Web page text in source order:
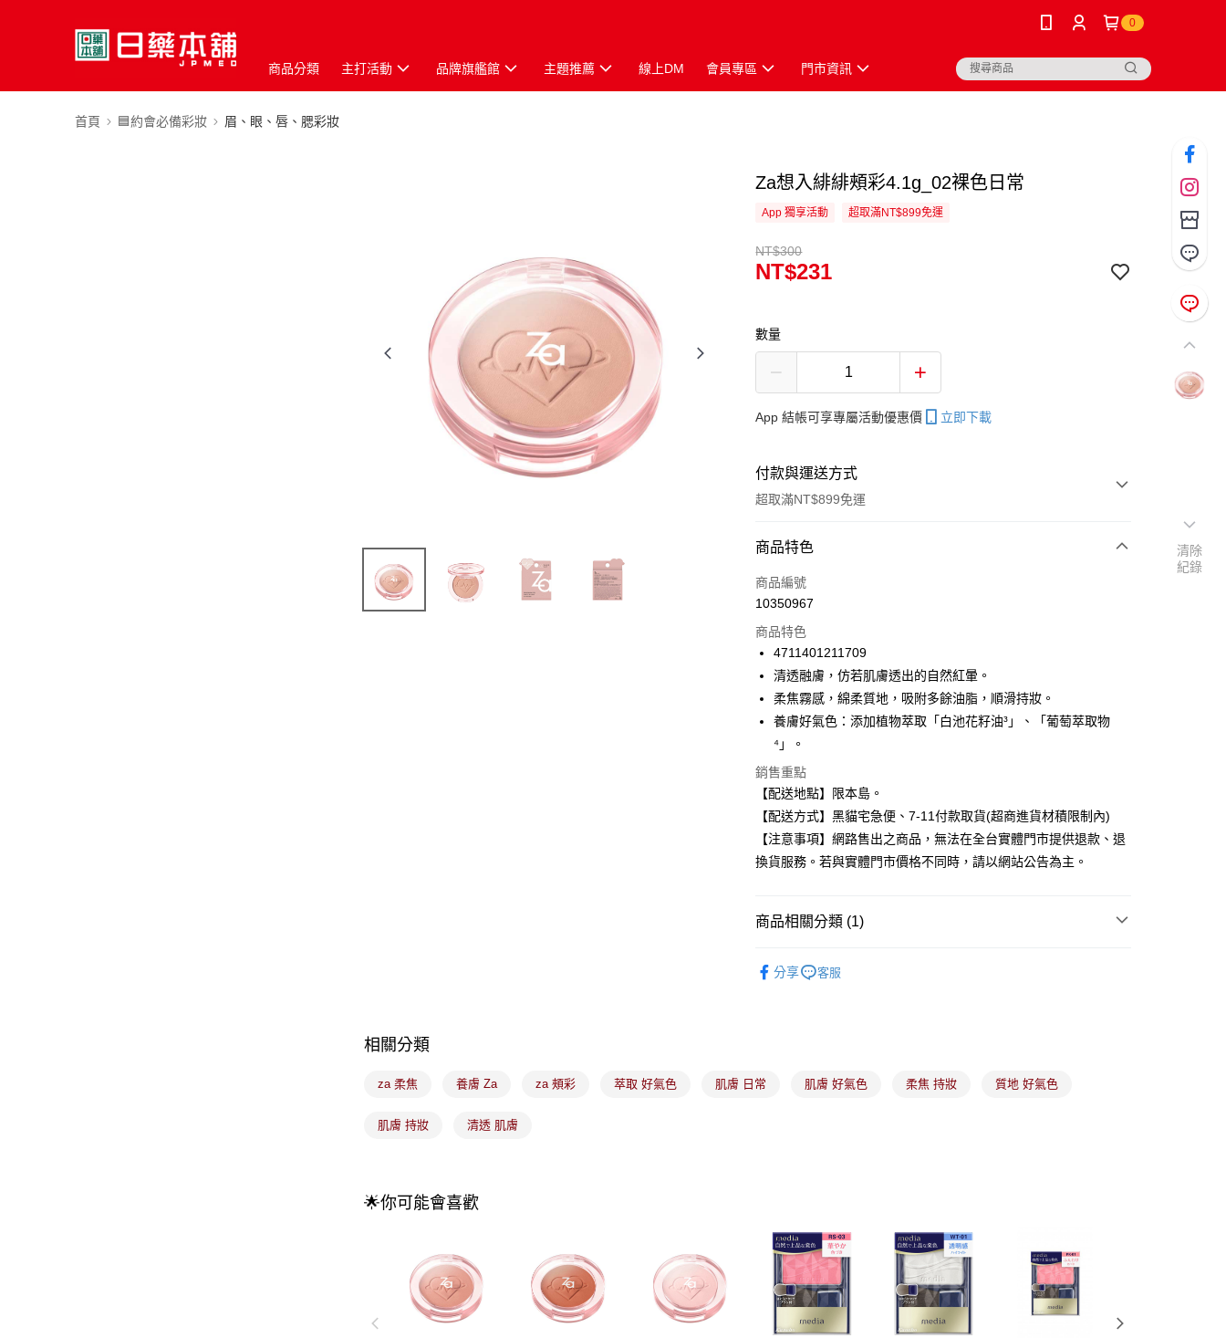
0
商品分類 主打活動 品牌旗艦館 主題推薦 線上DM 會員專區 門市資訊
首頁 🟦約會必備彩妝 眉、眼、唇、腮彩妝
Za想入緋緋頰彩4.1g_02裸色日常
App 獨享活動 超取滿NT$899免運
NT$300
NT$231
數量
App 結帳可享專屬活動優惠價 立即下載
付款與運送方式
超取滿NT$899免運
付款方式
信用卡一次付款
合作金庫商業銀行
第一商業銀行
華南商業銀行
彰化商業銀行
國泰世華商業銀行
兆豐國際商業銀行
臺灣中小企業銀行
匯豐（台灣）商業銀行
聯邦商業銀行
玉山商業銀行
星展（台灣）商業銀行
台新國際商業銀行
中國信託商業銀行
台灣樂天信用卡公司
超商取貨付款
Apple Pay
街口支付
悠遊付
Google Pay
大哥付你分期
1.本服務由台灣大哥大提供，台灣大哥大用戶可立即使用無須另外申請。
無法說明評估內容。
用戶於交易時，得透過本服務購買商品或服務，並由商店將買賣／分期付
款買賣價金債權讓與本公司後，依約使用本公司帳單繳交帳款。
2.基於同意付款使用「大哥付你分期」之契約關係目的，商店將以您的個人
資料（包含姓名、電話或地址）提供予台灣大哥大進項蒐集、處理及利
用，由本公司與您本人進行分期帳單所需資料之確認、核對及更正。
https://oppay.tw/userRule
ATM付款
每筆NT$100，滿NT$899(含以上)免運費
付款後7-11取貨
每筆NT$100，滿NT$899(含以上)免運費
宅配
每筆NT$100，滿NT$899(含以上)免運費
商品特色
商品編號
10350967
商品特色
4711401211709
清透融膚，仿若肌膚透出的自然紅暈。
柔焦霧感，綿柔質地，吸附多餘油脂，順滑持妝。
養膚好氣色：添加植物萃取「白池花籽油³」、「葡萄萃取物
⁴」。
銷售重點
【配送地點】限本島。
【配送方式】黑貓宅急便、7-11付款取貨(超商進貨材積限制內)
【注意事項】網路售出之商品，無法在全台實體門市提供退款、退
換貨服務。若與實體門市價格不同時，請以網站公告為主。
商品相關分類 (1)
分享
客服
相關分類
za 柔焦 養膚 Za za 頰彩 萃取 好氣色 肌膚 日常 肌膚 好氣色 柔焦 持妝 質地 好氣色
肌膚 持妝 清透 肌膚
🌟你可能會喜歡
清除
紀錄